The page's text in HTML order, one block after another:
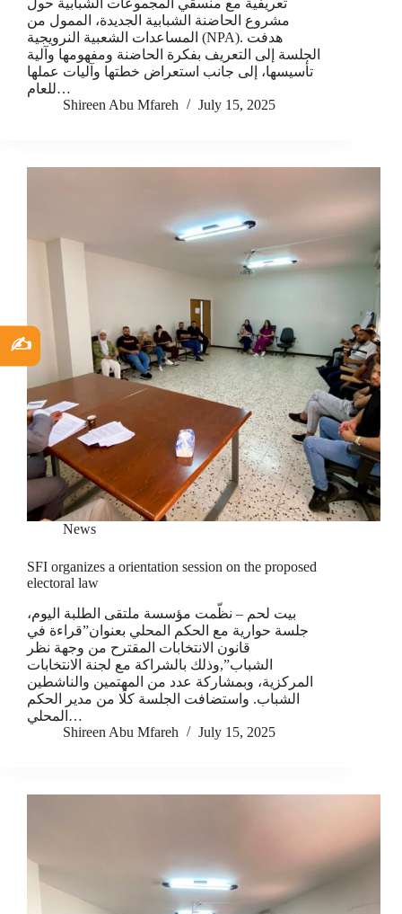
تعريفية مع منسقي المجموعات الشبابية حول
مشروع الحاضنة الشبابية الجديدة، الممول من
المساعدات الشعبية النرويجية (NPA). هدفت
الجلسة إلى التعريف بفكرة الحاضنة ومفهومها وآلية
تأسيسها، إلى جانب استعراض خطتها وآليات عملها
للعام…
Shireen Abu Mfareh
July 15, 2025
News
SFI organizes a orientation session on the proposed
electoral law
بيت لحم – نظّمت مؤسسة ملتقى الطلبة اليوم،
جلسة حوارية مع الحكم المحلي بعنوان”قراءة في
قانون الانتخابات المقترح من وجهة نظر
الشباب”,وذلك بالشراكة مع لجنة الانتخابات
المركزية، وبمشاركة عدد من المهتمين والناشطين
الشباب. واستضافت الجلسة كلًا من مدير الحكم
المحلي…
Shireen Abu Mfareh
July 15, 2025
✍️